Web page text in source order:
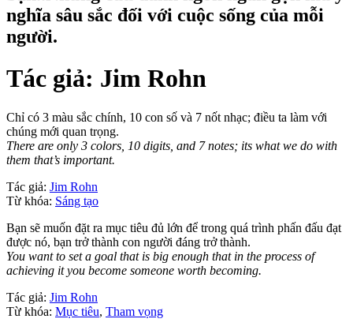
nghĩa sâu sắc đối với cuộc sống của mỗi
người.
Tác giả: Jim Rohn
Chỉ có 3 màu sắc chính, 10 con số và 7 nốt nhạc; điều ta làm với
chúng mới quan trọng.
There are only 3 colors, 10 digits, and 7 notes; its what we do with
them that’s important.
Tác giả: Jim Rohn
Từ khóa: Sáng tạo
Bạn sẽ muốn đặt ra mục tiêu đủ lớn để trong quá trình phấn đấu đạt
được nó, bạn trở thành con người đáng trở thành.
You want to set a goal that is big enough that in the process of
achieving it you become someone worth becoming.
Tác giả: Jim Rohn
Từ khóa: Mục tiêu, Tham vọng